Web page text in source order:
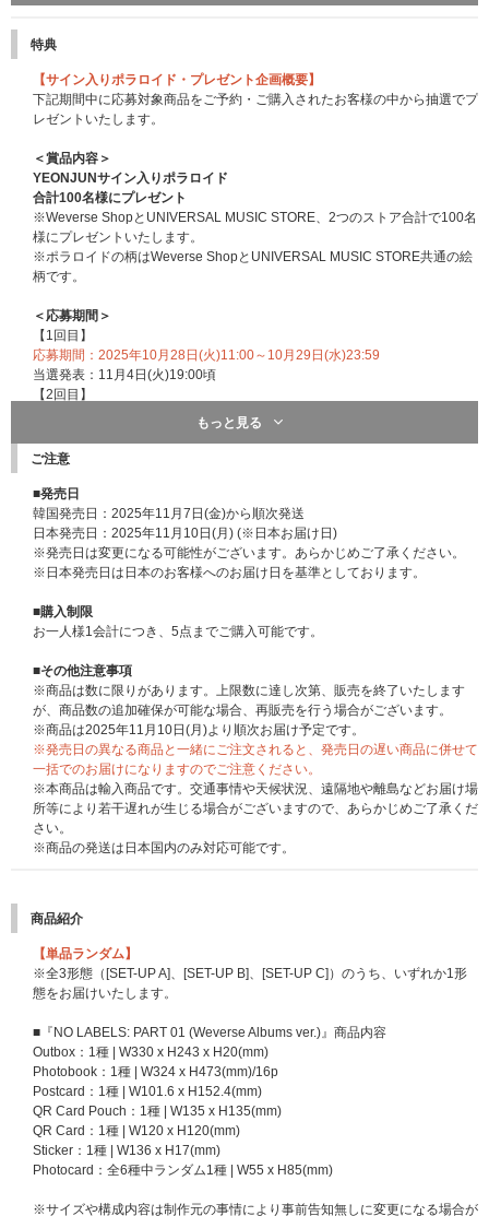
特典
【サイン入りポラロイド・プレゼント企画概要】
下記期間中に応募対象商品をご予約・ご購入されたお客様の中から抽選でプ
レゼントいたします。
＜賞品内容＞
YEONJUNサイン入りポラロイド
合計100名様にプレゼント
※Weverse ShopとUNIVERSAL MUSIC STORE、2つのストア合計で100名
様にプレゼントいたします。
※ポラロイドの柄はWeverse ShopとUNIVERSAL MUSIC STORE共通の絵
柄です。
＜応募期間＞
【1回目】
応募期間：2025年10月28日(火)11:00～10月29日(水)23:59
当選発表：11月4日(火)19:00頃
【2回目】
応募期間：2025年10月30日(木)0:00～11月5日(水)23:59
当選発表：11月11日(火)19:00頃
※応募期間以外は応募対象商品をご予約、ご購入いただけません。あらかじ
めご了承ください。
※締切間近などの時間帯によっては､ご購入応募画面に繋がりにくい場合が
ございます｡余裕を持ってご購入ください｡
※当選連絡は目安時間のため、前後する可能性がございます。
＜サイン入りポラロイド・プレゼント応募対象商品＞
商品】
※UNIVERSAL MUSIC STOREでご購入のお客様は、必ず上記【サイン入り
ポラロイド・プレゼント応募対象商品】の商品ページよりご注文ください。
上記の商品ページ以外からご注文いただいた場合、応募の対象となりません
のでご注意ください。
＜応募方法＞
対象商品のいずれか1枚または1セットご予約(決済完了)と同時に自動エント
リーになり、お客様から別途お申込み作業は必要ございません。
当選連絡はUNIVERSAL MUSIC STOREのマイページにてご案内いたしま
さい。
※通常商品をご購入いただいても応募抽選の対象にはなりません。
※CD1枚の購入で1回の応募になり、購入回数、応募回数の制限はございま
せん。おひとり様何回でもご購入、ご応募いただけます。
※セット商品をご購入の場合は枚数分に応じた応募回数になります。(例：3
形態セット購入で3回分の応募権利になります)。
※お支払方法は、クレジットカード、携帯キャリア決済（auかんたん決済
／au WALLET、ソフトバンクまとめて支払い・ワイモバイルまとめて支払
い、d払い）のみとなります。
※クレジットカード、携帯キャリア決済をお支払い方法として選択された場
合、予約注文時に決済サービスの提供事業者に対し与信照会を行いますが、
予約注文時点から商品の発売日まで一定以上の期間があるとき、ご注文商品
の出荷時よりも前に再度与信照会を行う場合がございます。
※再与信照会でエラーとなった場合、当社より他のお支払い方法をご案内さ
せていただく場合がございますが、このとき変更後のお支払い方法で必要と
もっと見る
ご注意
■発売日
韓国発売日：2025年11月7日(金)から順次発送
日本発売日：2025年11月10日(月) (※日本お届け日)
※発売日は変更になる可能性がございます。あらかじめご了承ください。
※日本発売日は日本のお客様へのお届け日を基準としております。
■購入制限
お一人様1会計につき、5点までご購入可能です。
■その他注意事項
※商品は数に限りがあります。上限数に達し次第、販売を終了いたします
が、商品数の追加確保が可能な場合、再販売を行う場合がございます。
※商品は2025年11月10日(月)より順次お届け予定です。
※発売日の異なる商品と一緒にご注文されると、発売日の遅い商品に併せて
一括でのお届けになりますのでご注意ください。
※本商品は輸入商品です。交通事情や天候状況、遠隔地や離島などお届け場
所等により若干遅れが生じる場合がございますので、あらかじめご了承くだ
さい。
※商品の発送は日本国内のみ対応可能です。
商品紹介
【単品ランダム】
※全3形態（[SET-UP A]、[SET-UP B]、[SET-UP C]）のうち、いずれか1形
態をお届けいたします。
■『NO LABELS: PART 01 (Weverse Albums ver.)』商品内容
Outbox：1種 | W330 x H243 x H20(mm)
Photobook：1種 | W324 x H473(mm)/16p
Postcard：1種 | W101.6 x H152.4(mm)
QR Card Pouch：1種 | W135 x H135(mm)
QR Card：1種 | W120 x H120(mm)
Sticker：1種 | W136 x H17(mm)
Photocard：全6種中ランダム1種 | W55 x H85(mm)
※サイズや構成内容は制作元の事情により事前告知無しに変更になる場合が